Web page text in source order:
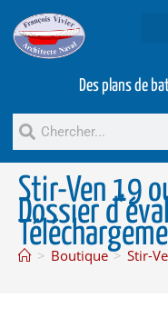
Des plans de
Stir-Ven 19
Dossier
> Boutique > Stir-